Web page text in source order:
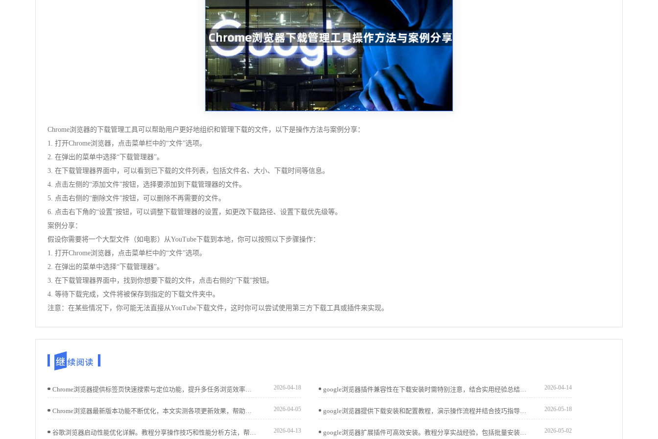
Chrome浏览器的下载管理工具可以帮助用户更好地组织和管理下载的文件，以下是操作方法与案例分享：
1. 打开Chrome浏览器，点击菜单栏中的“文件”选项。
2. 在弹出的菜单中选择“下载管理器”。
3. 在下载管理器界面中，可以看到已下载的文件列表，包括文件名、大小、下载时间等信息。
4. 点击左侧的“添加文件”按钮，选择要添加到下载管理器的文件。
5. 点击右侧的“删除文件”按钮，可以删除不再需要的文件。
6. 点击右下角的“设置”按钮，可以调整下载管理器的设置，如更改下载路径、设置下载优先级等。
案例分享：
假设你需要将一个大型文件（如电影）从YouTube下载到本地，你可以按照以下步骤操作：
1. 打开Chrome浏览器，点击菜单栏中的“文件”选项。
2. 在弹出的菜单中选择“下载管理器”。
3. 在下载管理器界面中，找到你想要下载的文件，点击右侧的“下载”按钮。
4. 等待下载完成，文件将被保存到指定的下载文件夹中。
注意：在某些情况下，你可能无法直接从YouTube下载文件，这时你可以尝试使用第三方下载工具或插件来实现。
Chrome浏览器提供标签页快速搜索与定位功能，提升多任务浏览效率。本文详细说明操作方法和实用技巧，让浏览更高效。 2026-04-18 google浏览器插件兼容性在下载安装时需特别注意，结合实用经验总结，用户能规避冲突并提升安装成功率。 2026-04-14
Chrome浏览器最新版本功能不断优化，本文实测各项更新效果，帮助用户快速了解新功能和实际改进。 2026-04-05 google浏览器提供下载安装和配置教程，演示操作流程并结合技巧指导，帮助新用户顺利完成安装并熟练使用浏览器。 2026-05-18
谷歌浏览器启动性能优化详解。教程分享操作技巧和性能分析方法，帮助用户加快启动速度，提高浏览器整体响应效率。 2026-04-13 google浏览器扩展插件可高效安装。教程分享实战经验，包括批量安装、权限设置和配置技巧，帮助用户快速管理插件，提高浏览器使用效率。 2026-05-02